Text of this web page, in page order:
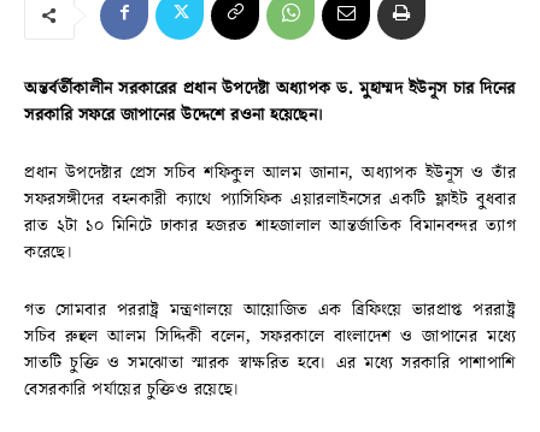
অন্তর্বর্তীকালীন সরকারের প্রধান উপদেষ্টা অধ্যাপক ড. মুহাম্মদ ইউনূস চার দিনের
সরকারি সফরে জাপানের উদ্দেশে রওনা হয়েছেন।
প্রধান উপদেষ্টার প্রেস সচিব শফিকুল আলম জানান, অধ্যাপক ইউনূস ও তাঁর
সফরসঙ্গীদের বহনকারী ক্যাথে প্যাসিফিক এয়ারলাইনসের একটি ফ্লাইট বুধবার
রাত ২টা ১০ মিনিটে ঢাকার হজরত শাহজালাল আন্তর্জাতিক বিমানবন্দর ত্যাগ
করেছে।
গত সোমবার পররাষ্ট্র মন্ত্রণালয়ে আয়োজিত এক ব্রিফিংয়ে ভারপ্রাপ্ত পররাষ্ট্র
সচিব রুহুল আলম সিদ্দিকী বলেন, সফরকালে বাংলাদেশ ও জাপানের মধ্যে
সাতটি চুক্তি ও সমঝোতা স্মারক স্বাক্ষরিত হবে। এর মধ্যে সরকারি পাশাপাশি
বেসরকারি পর্যায়ের চুক্তিও রয়েছে।